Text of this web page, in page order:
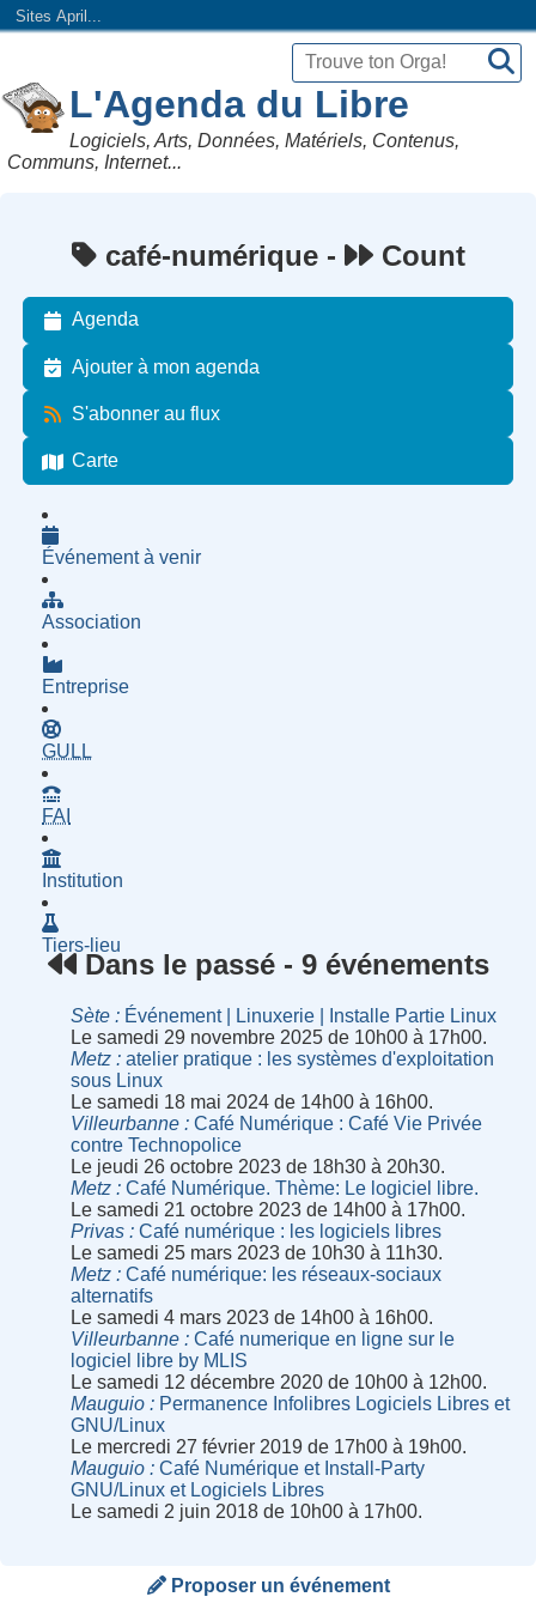
Sites April...
L'Agenda du Libre
Logiciels, Arts, Données, Matériels, Contenus,
Communs, Internet...
café-numérique - Count
Agenda
Ajouter à mon agenda
S'abonner au flux
Carte
Événement à venir
Association
Entreprise
GULL
FAI
Institution
Tiers-lieu
Dans le passé - 9 événements
Sète
Événement | Linuxerie | Installe Partie Linux
Le samedi 29 novembre 2025 de 10h00 à 17h00.
Metz
atelier pratique : les systèmes d'exploitation
sous Linux
Le samedi 18 mai 2024 de 14h00 à 16h00.
Villeurbanne
Café Numérique : Café Vie Privée
contre Technopolice
Le jeudi 26 octobre 2023 de 18h30 à 20h30.
Metz
Café Numérique. Thème: Le logiciel libre.
Le samedi 21 octobre 2023 de 14h00 à 17h00.
Privas
Café numérique : les logiciels libres
Le samedi 25 mars 2023 de 10h30 à 11h30.
Metz
Café numérique: les réseaux-sociaux
alternatifs
Le samedi 4 mars 2023 de 14h00 à 16h00.
Villeurbanne
Café numerique en ligne sur le
logiciel libre by MLIS
Le samedi 12 décembre 2020 de 10h00 à 12h00.
Mauguio
Permanence Infolibres Logiciels Libres et
GNU/Linux
Le mercredi 27 février 2019 de 17h00 à 19h00.
Mauguio
Café Numérique et Install-Party
GNU/Linux et Logiciels Libres
Le samedi 2 juin 2018 de 10h00 à 17h00.
Proposer un événement